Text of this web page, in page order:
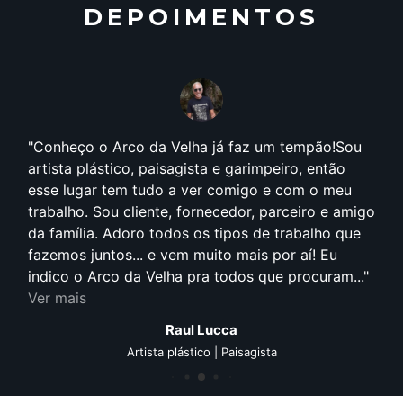
DEPOIMENTOS
o Arco da Velha já faz um tempão!Sou
plástico, paisagista e garimpeiro, então
lugar tem tudo a ver comigo e com o meu
Sou cliente, fornecedor, parceiro e amigo
Adoro todos os tipos de trabalho que
juntos... e vem muito mais por aí! Eu
o Arco da Velha pra todos que procuram...
Raul Lucca
Artista plástico | Paisagista
Anos
pensar
da
e
Norte,